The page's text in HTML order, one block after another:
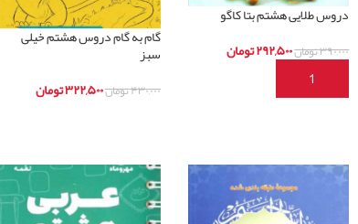
دروس طلایی هشتم بتا کاگو
۳۹۰,۰۰۰تومان۲۹۲,۵۰۰تومان
افزودن به سبد خرید
گام به گام دروس هشتم خیلی
سبز
۴۳۰,۰۰۰تومان۳۲۲,۵۰۰تومان